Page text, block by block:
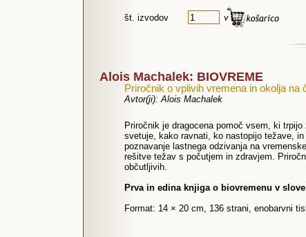
št. izvodov
Alois Machalek: BIOVREME
Priročnik o vplivih vremena in okolja na
Avtor(ji): Alois Machalek
Priročnik je dragocena pomoč vsem, ki
svetuje, kako ravnati, ko nastopijo težave,
poznavanje lastnega odzivanja na
rešitve težav s počutjem in zdravjem.
občutljivih.
Prva in edina knjiga o biovremenu v
Format: 14 × 20 cm, 136 strani, enobarvni